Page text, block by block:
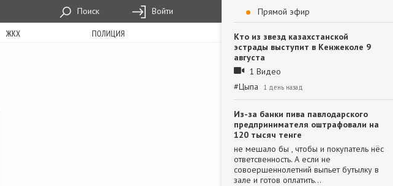
Поиск Войти
ЖКХ ПОЛИЦИЯ
Прямой эфир
Кто из звезд казахстанской
эстрады выступит в Кенжеколе 9
августа
1 Видео
#Цыпа 1 день назад
Из-за банки пива павлодарского
предпринимателя оштрафовали на
120 тысяч тенге
не мешало бы , чтобы и покупатель нёс
ответсвенность. А если не
совоершеннолетний выпьет бутылку в
зале и готов оплатить…